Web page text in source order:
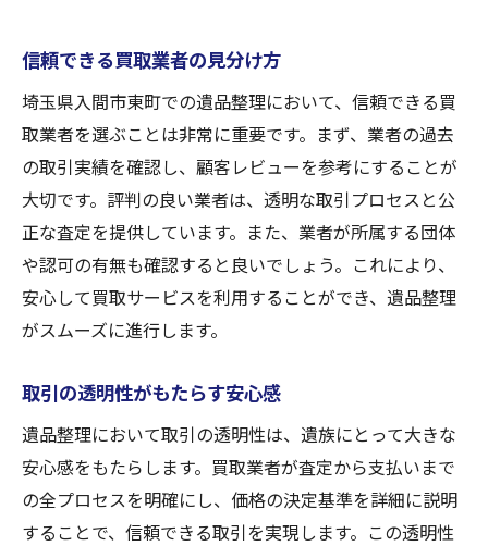
信頼できる買取業者の見分け方
埼玉県入間市東町での遺品整理において、信頼できる買
取業者を選ぶことは非常に重要です。まず、業者の過去
の取引実績を確認し、顧客レビューを参考にすることが
大切です。評判の良い業者は、透明な取引プロセスと公
正な査定を提供しています。また、業者が所属する団体
や認可の有無も確認すると良いでしょう。これにより、
安心して買取サービスを利用することができ、遺品整理
がスムーズに進行します。
取引の透明性がもたらす安心感
遺品整理において取引の透明性は、遺族にとって大きな
安心感をもたらします。買取業者が査定から支払いまで
の全プロセスを明確にし、価格の決定基準を詳細に説明
することで、信頼できる取引を実現します。この透明性